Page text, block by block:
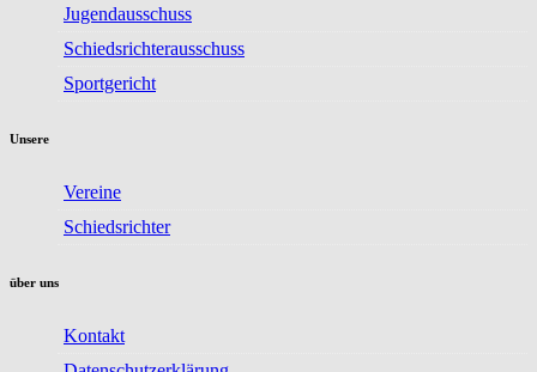
Jugendausschuss
Schiedsrichterausschuss
Sportgericht
Unsere
Vereine
Schiedsrichter
über uns
Kontakt